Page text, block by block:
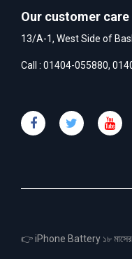
Our customer
13/A-1, West Side of
Call : 01404-055880,
👉 iPhone Battery ১৮ মাসের